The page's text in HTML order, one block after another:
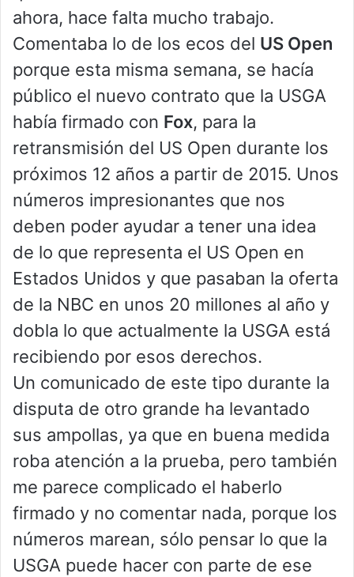
ahora, hace falta mucho trabajo.
Comentaba lo de los ecos del US Open
porque esta misma semana, se hacía
público el nuevo contrato que la USGA
había firmado con Fox, para la
retransmisión del US Open durante los
próximos 12 años a partir de 2015. Unos
números impresionantes que nos
deben poder ayudar a tener una idea
de lo que representa el US Open en
Estados Unidos y que pasaban la oferta
de la NBC en unos 20 millones al año y
dobla lo que actualmente la USGA está
recibiendo por esos derechos.
Un comunicado de este tipo durante la
disputa de otro grande ha levantado
sus ampollas, ya que en buena medida
roba atención a la prueba, pero también
me parece complicado el haberlo
firmado y no comentar nada, porque los
números marean, sólo pensar lo que la
USGA puede hacer con parte de ese